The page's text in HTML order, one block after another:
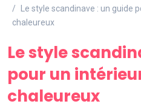
Le style scandinave : un
chaleureux
Le style
pour un
chaleureux